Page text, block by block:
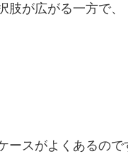
肢が広がる一方で、
ースがよくあるので